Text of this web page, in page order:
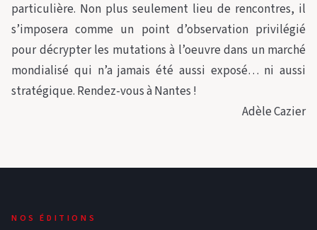
particulière. Non plus seulement lieu de rencontres, il
s’imposera comme un point d’observation privilégié
pour décrypter les mutations à l’oeuvre dans un marché
mondialisé qui n’a jamais été aussi exposé… ni aussi
stratégique. Rendez-vous à Nantes !
Adèle Cazier
NOS ÉDITIONS